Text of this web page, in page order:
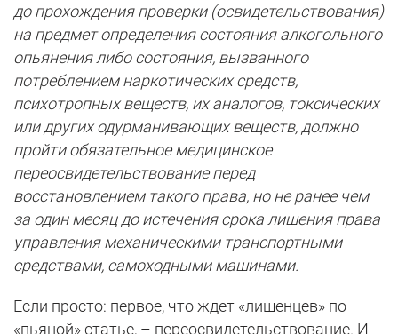
до прохождения проверки (освидетельствования)
на предмет определения состояния алкогольного
опьянения либо состояния, вызванного
потреблением наркотических средств,
психотропных веществ, их аналогов, токсических
или других одурманивающих веществ, должно
пройти обязательное медицинское
переосвидетельствование перед
восстановлением такого права, но не ранее чем
за один месяц до истечения срока лишения права
управления механическими транспортными
средствами, самоходными машинами.
Если просто: первое, что ждет «лишенцев» по
«пьяной» статье, – переосвидетельствование. И